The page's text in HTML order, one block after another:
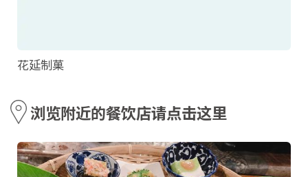
花延制菓
浏览附近的餐饮店请点击这里